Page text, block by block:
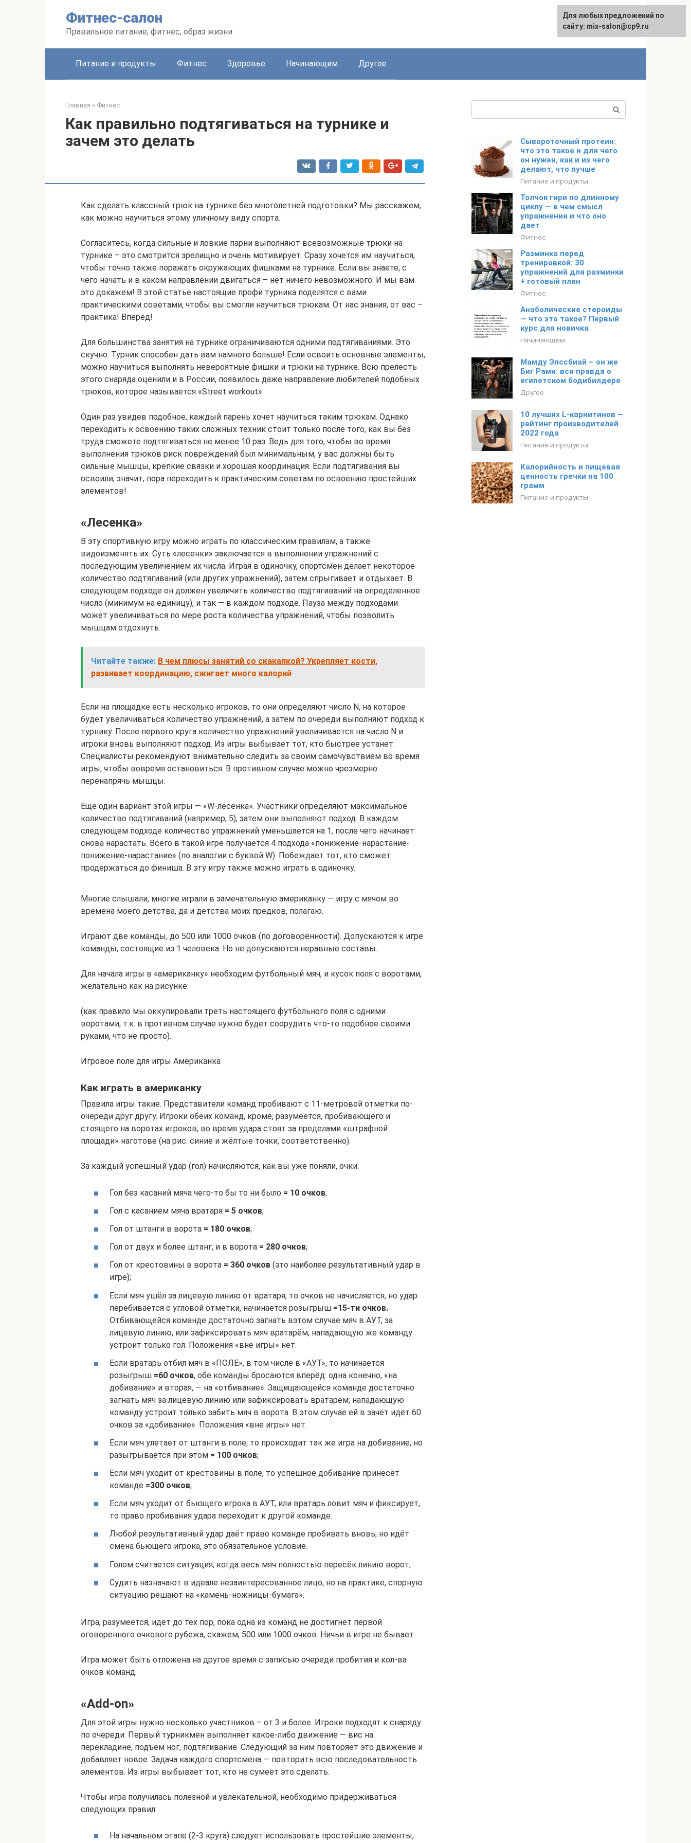
Фитнес-салон
Правильное питание, фитнес, образ жизни
Питание и продукты Фитнес Здоровье Начинающим Другое
Главная » Фитнес
Как правильно подтягиваться на турнике и
зачем это делать
Как сделать классный трюк на турнике без многолетней подготовки? Мы расскажем,
как можно научиться этому уличному виду спорта.
Согласитесь, когда сильные и ловкие парни выполняют всевозможные трюки на
турнике – это смотрится зрелищно и очень мотивирует. Сразу хочется им научиться,
чтобы точно также поражать окружающих фишками на турнике. Если вы знаете, с
чего начать и в каком направлении двигаться – нет ничего невозможного. И мы вам
это докажем! В этой статье настоящие профи турника поделятся с вами
практическими советами, чтобы вы смогли научиться трюкам. От нас знания, от вас –
практика! Вперед!
Для большинства занятия на турнике ограничиваются одними подтягиваниями. Это
скучно. Турник способен дать вам намного больше! Если освоить основные элементы,
можно научиться выполнять невероятные фишки и трюки на турнике. Всю прелесть
этого снаряда оценили и в России, появилось даже направление любителей подобных
трюков, которое называется «Street workout».
Один раз увидев подобное, каждый парень хочет научиться таким трюкам. Однако
переходить к освоению таких сложных техник стоит только после того, как вы без
труда сможете подтягиваться не менее 10 раз. Ведь для того, чтобы во время
выполнения трюков риск повреждений был минимальным, у вас должны быть
сильные мышцы, крепкие связки и хорошая координация. Если подтягивания вы
освоили, значит, пора переходить к практическим советам по освоению простейших
элементов!
«Лесенка»
В эту спортивную игру можно играть по классическим правилам, а также
видоизменять их. Суть «лесенки» заключается в выполнении упражнений с
последующим увеличением их числа. Играя в одиночку, спортсмен делает некоторое
количество подтягиваний (или других упражнений), затем спрыгивает и отдыхает. В
следующем подходе он должен увеличить количество подтягиваний на определенное
число (минимум на единицу), и так — в каждом подходе. Пауза между подходами
может увеличиваться по мере роста количества упражнений, чтобы позволить
мышцам отдохнуть.
Читайте также: В чем плюсы занятий со скакалкой? Укрепляет кости,
развивает координацию, сжигает много калорий
Если на площадке есть несколько игроков, то они определяют число N, на которое
будет увеличиваться количество упражнений, а затем по очереди выполняют подход к
турнику. После первого круга количество упражнений увеличивается на число N и
игроки вновь выполняют подход. Из игры выбывает тот, кто быстрее устанет.
Специалисты рекомендуют внимательно следить за своим самочувствием во время
игры, чтобы вовремя остановиться. В противном случае можно чрезмерно
перенапрячь мышцы.
Еще один вариант этой игры — «W-лесенка». Участники определяют максимальное
количество подтягиваний (например, 5), затем они выполняют подход. В каждом
следующем подходе количество упражнений уменьшается на 1, после чего начинает
снова нарастать. Всего в такой игре получается 4 подхода «понижение-нарастание-
понижение-нарастание» (по аналогии с буквой W). Побеждает тот, кто сможет
продержаться до финиша. В эту игру также можно играть в одиночку.
Многие слышали, многие играли в замечательную американку — игру с мячом во
времена моего детства, да и детства моих предков, полагаю.
Играют две команды, до 500 или 1000 очков (по договорённости). Допускаются к игре
команды, состоящие из 1 человека. Но не допускаются неравные составы.
Для начала игры в «американку» необходим футбольный мяч, и кусок поля с воротами,
желательно как на рисунке:
(как правило мы оккупировали треть настоящего футбольного поля с одними
воротами, т.к. в противном случае нужно будет соорудить что-то подобное своими
руками, что не просто).
Игровое поле для игры Американка
Как играть в американку
Правила игры такие. Представители команд пробивают с 11-метровой отметки по-
очереди друг другу. Игроки обеих команд, кроме, разумеется, пробивающего и
стоящего на воротах игроков, во время удара стоят за пределами «штрафной
площади» наготове (на рис. синие и жёлтые точки, соответственно).
За каждый успешный удар (гол) начисляются, как вы уже поняли, очки:
Гол без касаний мяча чего-то бы то ни было = 10 очков;
Гол с касанием мяча вратаря = 5 очков;
Гол от штанги в ворота = 180 очков;
Гол от двух и более штанг, и в ворота = 280 очков;
Гол от крестовины в ворота = 360 очков (это наиболее результативный удар в
игре);
Если мяч ушёл за лицевую линию от вратаря, то очков не начисляется, но удар
перебивается с угловой отметки, начинается розыгрыш =15-ти очков.
Отбивающейся команде достаточно загнать вэтом случае мяч в АУТ, за
лицевую линию, или зафиксировать мяч вратарём; нападающую же команду
устроит только гол. Положения «вне игры» нет.
Если вратарь отбил мяч в «ПОЛЕ», в том числе в «АУТ», то начинается
розыгрыш =60 очков, обе команды бросаются вперёд: одна конечно, «на
добивание» и вторая, — на «отбивание». Защищающейся команде достаточно
загнать мяч за лицевую линию или зафиксировать вратарём; нападающую
команду устроит только забить мяч в ворота. В этом случае ей в зачёт идёт 60
очков за «добивание». Положения «вне игры» нет.
Если мяч улетает от штанги в поле, то происходит так же игра на добивание, но
разыгрывается при этом = 100 очков;
Если мяч уходит от крестовины в поле, то успешное добивание принесёт
команде =300 очков;
Если мяч уходит от бьющего игрока в АУТ, или вратарь ловит мяч и фиксирует,
то право пробивания удара переходит к другой команде.
Любой результативный удар даёт право команде пробивать вновь, но идёт
смена бьющего игрока, это обязательное условие.
Голом считается ситуация, когда весь мяч полностью пересёк линию ворот;
Судить назначают в идеале незаинтересованное лицо, но на практике, спорную
ситуацию решают на «камень-ножницы-бумага».
Игра, разумеется, идёт до тех пор, пока одна из команд не достигнет первой
оговоренного очкового рубежа, скажем, 500 или 1000 очков. Ничьи в игре не бывает.
Игра может быть отложена на другое время с записью очереди пробития и кол-ва
очков команд.
«Add-on»
Для этой игры нужно несколько участников – от 3 и более. Игроки подходят к снаряду
по очереди. Первый турникмен выполняет какое-либо движение — вис на
перекладине, подъем ног, подтягивание. Следующий за ним повторяет это движение и
добавляет новое. Задача каждого спортсмена — повторить всю последовательность
элементов. Из игры выбывает тот, кто не сумеет это сделать.
Чтобы игра получилась полезной и увлекательной, необходимо придерживаться
следующих правил:
На начальном этапе (2-3 круга) следует использовать простейшие элементы,
Сывороточный протеин:
что это такое и для чего
он нужен, как и из чего
делают, что лучше
Питание и продукты
Толчок гири по длинному
циклу — в чем смысл
упражнения и что оно
дает
Фитнес
Разминка перед
тренировкой: 30
упражнений для разминки
+ готовый план
Фитнес
Анаболические стероиды
— что это такое? Первый
курс для новичка
Начинающим
Мамду Элссбиай – он же
Биг Рами: вся правда о
египетском бодибилдере
Другое
10 лучших L-карнитинов —
рейтинг производителей
2022 года
Питание и продукты
Калорийность и пищевая
ценность гречки на 100
грамм
Питание и продукты
Для любых предложений по
сайту: mix-salon@cp9.ru